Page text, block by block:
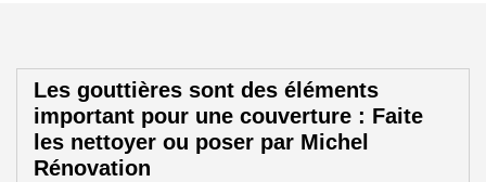
Les gouttières sont des éléments
important pour une couverture : Faite
les nettoyer ou poser par Michel
Rénovation